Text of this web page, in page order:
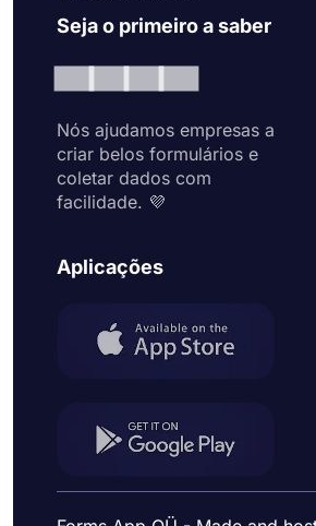
Seja o primeiro a saber
Nós ajudamos empresas a
criar belos formulários e
coletar dados com
facilidade. 💜
Aplicações